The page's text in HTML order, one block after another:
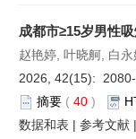
成都市≥15岁男性
赵艳婷, 叶晓舸, 白
2026, 42(15): 2080-
摘要 ( 40 )
数据和表 | 参考文献 |